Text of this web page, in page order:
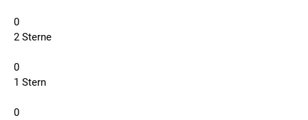
0
2 Sterne
0
1 Stern
0